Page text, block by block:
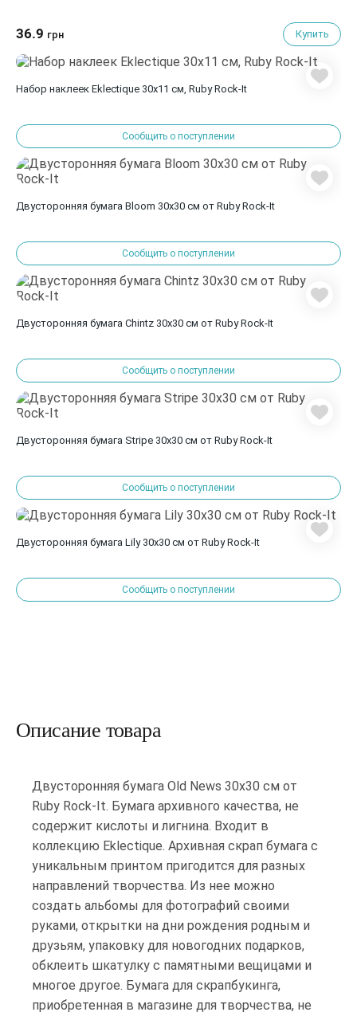
36.9 грн Купить
Набор наклеек Eklectique 30х11 см, Ruby Rock-It
Сообщить о поступлении
Двусторонняя бумага Bloom 30х30 см от Ruby Rock-It
Сообщить о поступлении
Двусторонняя бумага Chintz 30х30 см от Ruby Rock-It
Сообщить о поступлении
Двусторонняя бумага Stripe 30х30 см от Ruby Rock-It
Сообщить о поступлении
Двусторонняя бумага Lily 30х30 см от Ruby Rock-It
Сообщить о поступлении
Описание товара
Двусторонняя бумага Old News 30х30 см от
Ruby Rock-It. Бумага архивного качества, не
содержит кислоты и лигнина. Входит в
коллекцию Eklectique. Архивная скрап бумага с
уникальным принтом пригодится для разных
направлений творчества. Из нее можно
создать альбомы для фотографий своими
руками, открытки на дни рождения родным и
друзьям, упаковку для новогодних подарков,
обклеить шкатулку с памятными вещицами и
многое другое. Бумага для скрапбукинга,
приобретенная в магазине для творчества, не